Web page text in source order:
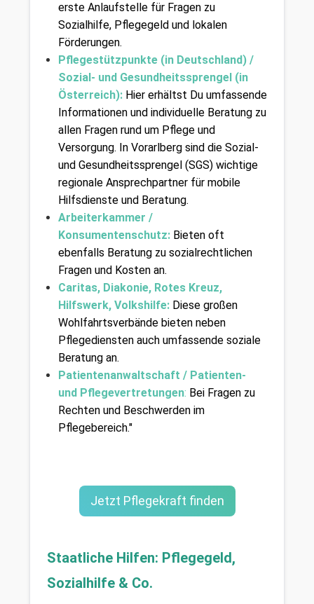
erste Anlaufstelle für Fragen zu
Sozialhilfe, Pflegegeld und lokalen
Förderungen.
Pflegestützpunkte (in Deutschland) /
Sozial- und Gesundheitssprengel (in
Österreich): Hier erhältst Du umfassende
Informationen und individuelle Beratung zu
allen Fragen rund um Pflege und
Versorgung. In Vorarlberg sind die Sozial-
und Gesundheitssprengel (SGS) wichtige
regionale Ansprechpartner für mobile
Hilfsdienste und Beratung.
Arbeiterkammer /
Konsumentenschutz: Bieten oft
ebenfalls Beratung zu sozialrechtlichen
Fragen und Kosten an.
Caritas, Diakonie, Rotes Kreuz,
Hilfswerk, Volkshilfe: Diese großen
Wohlfahrtsverbände bieten neben
Pflegediensten auch umfassende soziale
Beratung an.
Patientenanwaltschaft / Patienten-
und Pflegevertretungen: Bei Fragen zu
Rechten und Beschwerden im
Pflegebereich."
Jetzt Pflegekraft finden
Staatliche Hilfen: Pflegegeld,
Sozialhilfe & Co.